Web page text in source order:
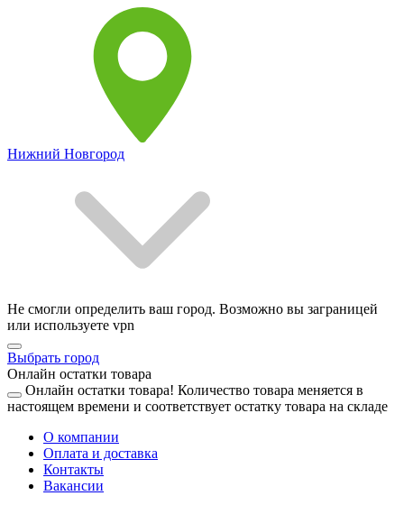
Нижний Новгород
Не смогли определить ваш город. Возможно вы заграницей
или используете vpn
Выбрать город
Онлайн остатки товара
Онлайн остатки товара! Количество товара меняется в
настоящем времени и соответствует остатку товара на складе
О компании
Оплата и доставка
Контакты
Вакансии